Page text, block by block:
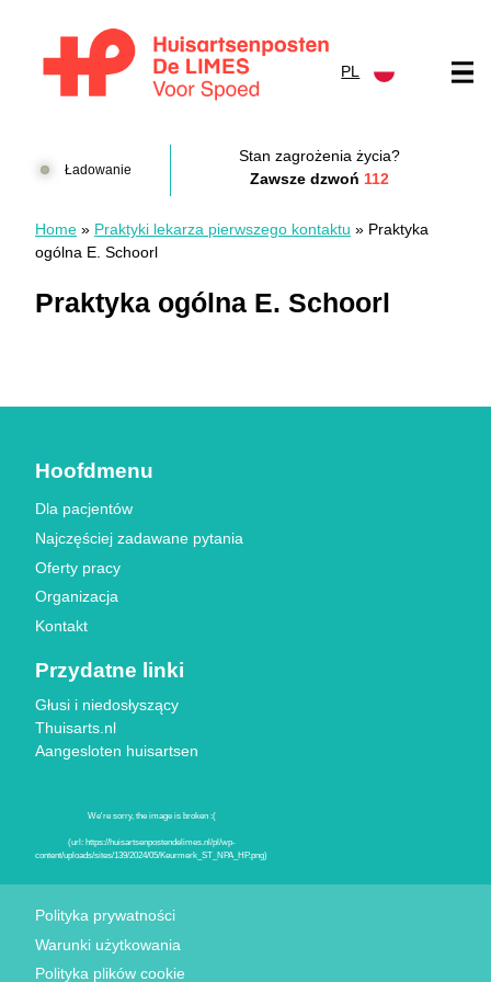
PL
Ładowanie
Stan zagrożenia życia?
Zawsze dzwoń 112
Home » Praktyki lekarza pierwszego kontaktu » Praktyka
ogólna E. Schoorl
Praktyka ogólna E. Schoorl
Hoofdmenu
Dla pacjentów
Najczęściej zadawane pytania
Oferty pracy
Organizacja
Kontakt
Przydatne linki
Głusi i niedosłyszący
Thuisarts.nl
Aangesloten huisartsen
Polityka prywatności
Warunki użytkowania
Polityka plików cookie